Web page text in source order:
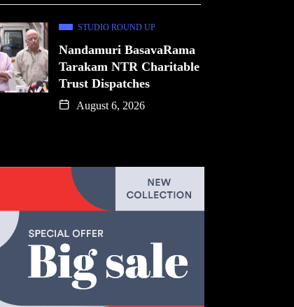
STUDIO ROUND UP
Nandamuri BasavaRama
Tarakam NTR Charitable
Trust Dispatches
August 6, 2026